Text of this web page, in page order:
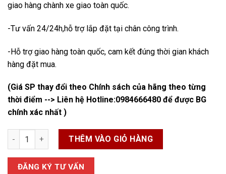
giao hàng chành xe giao toàn quốc.
-Tư vấn 24/24h,hỗ trợ lắp đặt tại chân công trình.
-Hỗ trợ giao hàng toàn quốc, cam kết đúng thời gian khách
hàng đặt mua.
(Giá SP thay đổi theo Chính sách của hãng theo từng
thời điểm --> Liên hệ Hotline:0984666480 để được BG
chính xác nhất )
Van Điện Từ Phi 42 số lượngTHÊM VÀO GIỎ HÀNG
ĐĂNG KÝ TƯ VẤN